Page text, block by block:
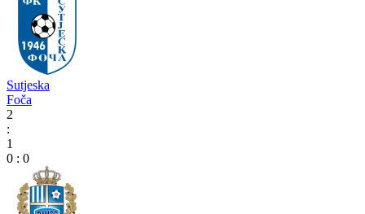
Sutjeska
Foča
2
:
1
0 : 0